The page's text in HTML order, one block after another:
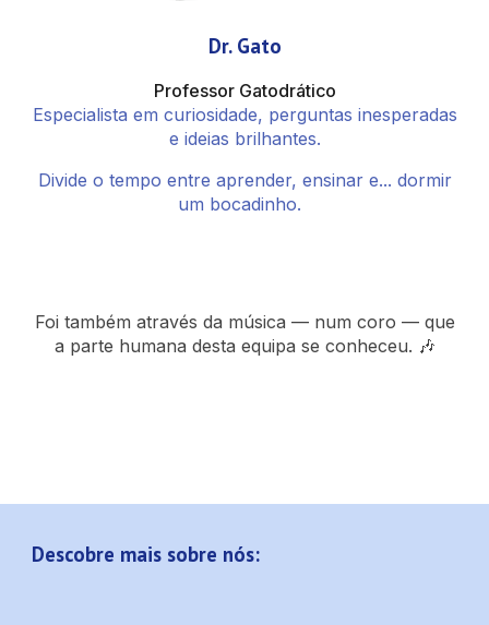
Dr. Gato
Professor Gatodrático
Especialista em curiosidade, perguntas inesperadas
e ideias brilhantes.
Divide o tempo entre aprender, ensinar e... dormir
um bocadinho.
Foi também através da música — num coro — que
a parte humana desta equipa se conheceu. 🎶
Descobre mais sobre nós: